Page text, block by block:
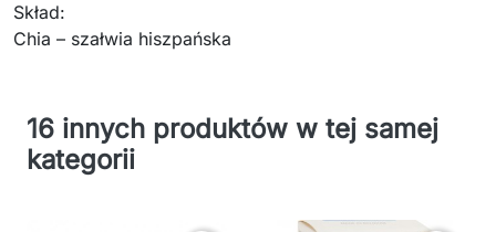
Skład:
Chia – szałwia hiszpańska
16 innych produktów w tej samej
kategorii